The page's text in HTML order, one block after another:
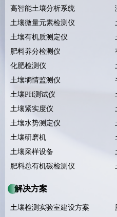
高智能土壤分析系统
土壤微量元素检测仪
土壤有机质测定仪
肥料养分检测仪
化肥检测仪
土壤墒情监测仪
土壤PH测试仪
土壤紧实度仪
土壤水势测定仪
土壤研磨机
土壤采样设备
肥料总有机碳检测仪
解决方案
土壤检测实验室建设方案